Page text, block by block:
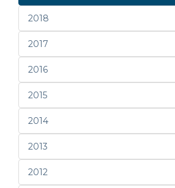
2018
2017
2016
2015
2014
2013
2012